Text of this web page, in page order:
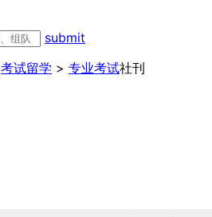
submit
考试留学 > 专业考试社刊